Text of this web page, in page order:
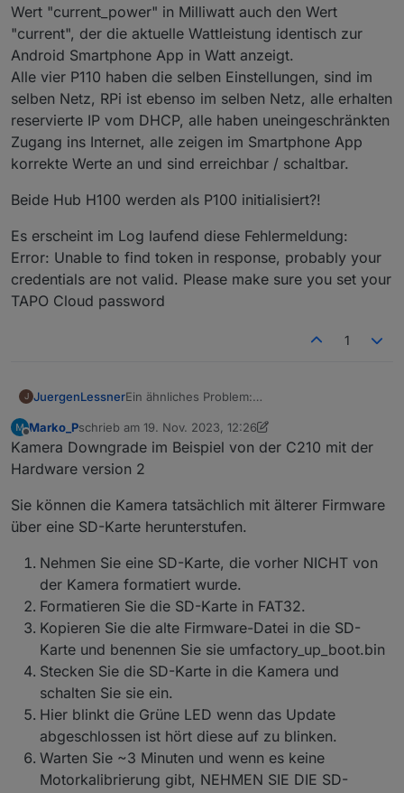
Wert "current_power" in Milliwatt auch den Wert
"current", der die aktuelle Wattleistung identisch zur
Android Smartphone App in Watt anzeigt.
Alle vier P110 haben die selben Einstellungen, sind im
selben Netz, RPi ist ebenso im selben Netz, alle erhalten
reservierte IP vom DHCP, alle haben uneingeschränkten
Zugang ins Internet, alle zeigen im Smartphone App
korrekte Werte an und sind erreichbar / schaltbar.
Beide Hub H100 werden als P100 initialisiert?!
Es erscheint im Log laufend diese Fehlermeldung:
Error: Unable to find token in response, probably your
credentials are not valid. Please make sure you set your
TAPO Cloud password
1
J JuergenLessnerEin ähnliches Problem:
ioBroker
ioBroker Version 6.10.1 (läuft auf RPi 4 in
Docker)
Tapo Adapter Version 0.1.1 (selbes Problem
8 x P100
2 x H100 mit verschiedenen Sensoren
ein paar Lampen
Es geht jedoch primär um P110 und die
Schaltzustände von P100 und P110.
P100 erhalten keinen aktuellen Status zB. an
P110 erhalten keinen aktuellen Statur zB.
aktuelle Watt.
Nur ein einziger P110 bekommt aktuelle Daten
gepollt!
Alle P110 (wie auch die P100) sind selbe
Hardwareversion und sind am gleichen
Firmwarestand
P110 HW Version 1.0; FW 1.2.3 Build 230425
Rel.142542
Der einzige P110 der "funktioniert" hat
zusätzlich zum Wert "current_power" in
Milliwatt auch den Wert "current", der die
aktuelle Wattleistung identisch zur Android
Beide Hub H100 werden als P100 initialisiert?!
Es erscheint im Log laufend diese
Fehlermeldung:
probably your credentials are not valid. Please
make sure you set your TAPO Cloud
password
Marko_Pschrieb am 19. Nov. 2023, 12:26
zuletzt editiert von Marko_P
Kamera Downgrade im Beispiel von der C210 mit der
Hardware version 2
Sie können die Kamera tatsächlich mit älterer Firmware
über eine SD-Karte herunterstufen.
Nehmen Sie eine SD-Karte, die vorher NICHT von
der Kamera formatiert wurde.
Formatieren Sie die SD-Karte in FAT32.
Kopieren Sie die alte Firmware-Datei in die SD-
Karte und benennen Sie sie umfactory_up_boot.bin
Stecken Sie die SD-Karte in die Kamera und
schalten Sie sie ein.
Hier blinkt die Grüne LED wenn das Update
abgeschlossen ist hört diese auf zu blinken.
Warten Sie ~3 Minuten und wenn es keine
Motorkalibrierung gibt, NEHMEN SIE DIE SD-